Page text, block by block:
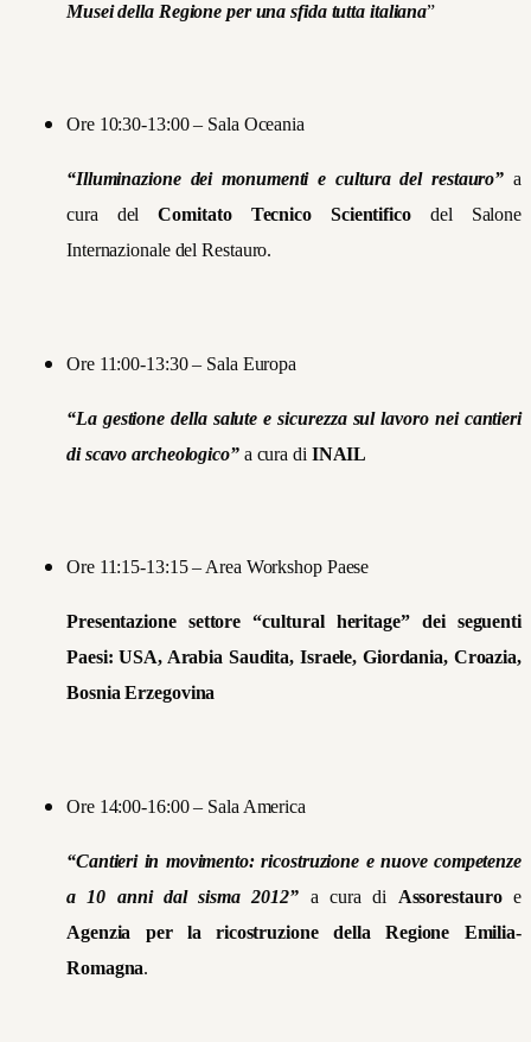
Musei della Regione per una sfida tutta italiana”
Ore 10:30-13:00 – Sala Oceania
“Illuminazione dei monumenti e cultura del restauro”a
cura delComitato Tecnico Scientificodel Salone
Internazionale del Restauro.
Ore 11:00-13:30 – Sala Europa
“La gestione della salute e sicurezza sul lavoro nei cantieri
di scavo archeologico” a cura di INAIL
Ore 11:15-13:15 – Area Workshop Paese
Presentazione settore “cultural heritage” dei seguenti
Paesi: USA, Arabia Saudita, Israele, Giordania, Croazia,
Bosnia Erzegovina
Ore 14:00-16:00 – Sala America
“Cantieri in movimento: ricostruzione e nuove competenze
a 10 anni dal sisma 2012” a cura di Assorestauroe
Agenzia per la ricostruzione della Regione Emilia-
Romagna.